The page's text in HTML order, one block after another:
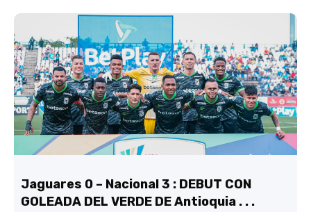
Jaguares 0 – Nacional 3 : DEBUT CON
GOLEADA DEL VERDE DE Antioquia . . .